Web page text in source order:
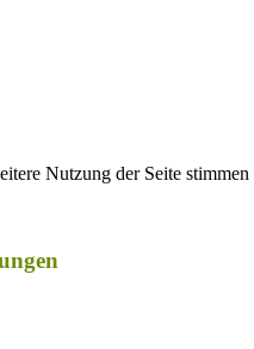
Nutzung der Seite